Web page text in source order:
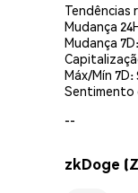
Tendências
Mudança
Mudança 7D:
Máx/Mín 7D:
Sentimento
--
zkDoge